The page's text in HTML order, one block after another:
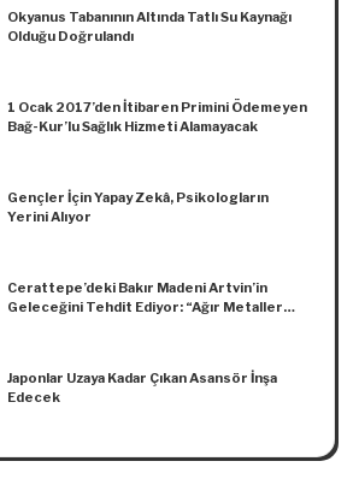
Okyanus Tabanının Altında Tatlı Su Kaynağı
Olduğu Doğrulandı
1 Ocak 2017’den İtibaren Primini Ödemeyen
Bağ-Kur’lu Sağlık Hizmeti Alamayacak
Gençler İçin Yapay Zekâ, Psikologların
Yerini Alıyor
Cerattepe’deki Bakır Madeni Artvin’in
Geleceğini Tehdit Ediyor: “Ağır Metaller
Japonlar Uzaya Kadar Çıkan Asansör İnşa
Edecek